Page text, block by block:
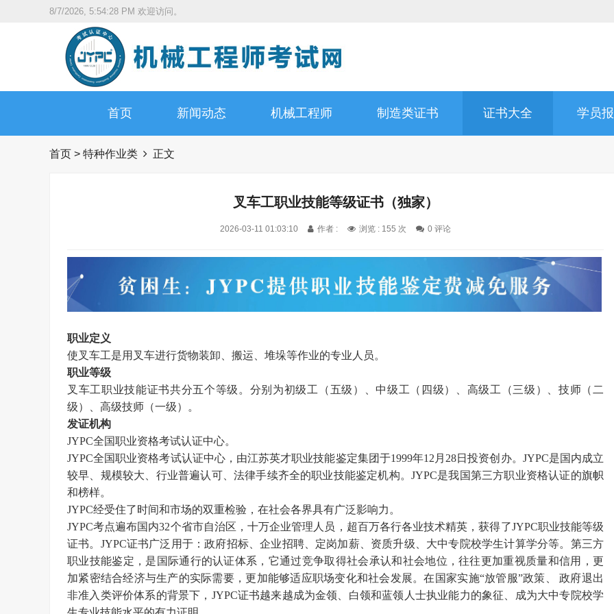
8/7/2026, 5:54:29 PM 欢迎访问。
首页 新闻动态 机械工程师 制造类证书 证书大全 学员
首页 > 特种作业类 正文
叉车工职业技能等级证书（独家）
2026-03-11 01:03:10 作者 : 浏览 : 155 次 0 评论
职业定义
使叉车工是用叉车进行货物装卸、搬运、堆垛等作业的专业人员。
职业等级
叉车工职业技能证书共分五个等级。 分别为初级工（五级）、中级工（四级）、高级工（三级）、技师（二
级）、高级技师（一级）。
发证机构
JYPC全国职业资格考试认证中心。
JYPC全国职业资格考试认证中心，由江苏英才职业技能鉴定集团于1999年12月28日投资创办。JYPC是国内成立
较早、规模较大、行业普遍认可、法律手续齐全的职业技能鉴定机构。JYPC是我国第三方职业资格认证的旗帜
和榜样。
JYPC经受住了时间和市场的双重检验，在社会各界具有广泛影响力。
JYPC考点遍布国内32个省市自治区，十万企业管理人员，超百万各行各业技术精英，获得了JYPC职业技能等级
证书。JYPC证书广泛用于：政府招标、企业招聘、定岗加薪、资质升级、大中专院校学生计算学分等。第三方
职业技能鉴定，是国际通行的认证体系，它通过竞争取得社会承认和社会地位，往往更加重视质量和信用，更
加紧密结合经济与生产的实际需要，更加能够适应职场变化和社会发展。在国家实施“放管服”政策、
政府退出
非准入类评价体系的背景下，JYPC证书越来越成为金领、白领和蓝领人士执业能力的象征、成为大中专院校学